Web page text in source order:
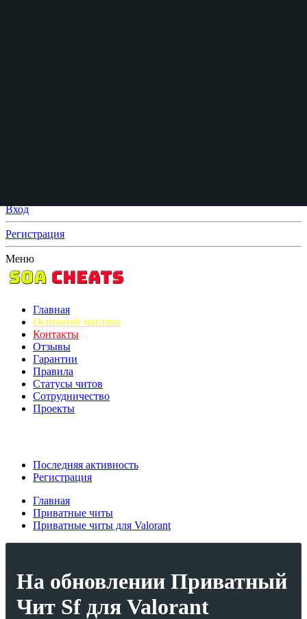
Вход
Регистрация
Меню
Главная
Основной магазин
Контакты
Отзывы
Гарантии
Правила
Статусы читов
Сотрудничество
Проекты
Последняя активность
Регистрация
Главная
Приватные читы
Приватные читы для Valorant
На обновлении Приватный
Чит Sf для Valorant